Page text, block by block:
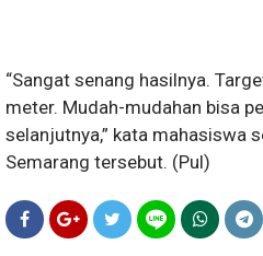
“Sangat senang hasilnya.
meter. Mudah-mudahan bisa
selanjutnya,” kata mahasiswa
Semarang tersebut. (Pul)